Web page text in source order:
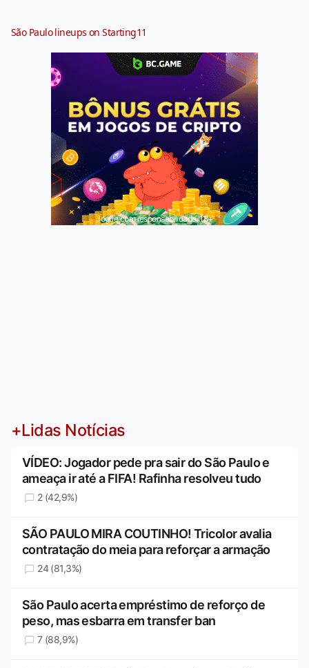
São Paulo lineups on Starting11
Jogue com responsabilidade. 18+
+Lidas Notícias
VÍDEO: Jogador pede pra sair do São Paulo e
ameaça ir até a FIFA! Rafinha resolveu tudo
2 (42,9%)
SÃO PAULO MIRA COUTINHO! Tricolor avalia
contratação do meia para reforçar a armação
24 (81,3%)
São Paulo acerta empréstimo de reforço de
peso, mas esbarra em transfer ban
7 (88,9%)